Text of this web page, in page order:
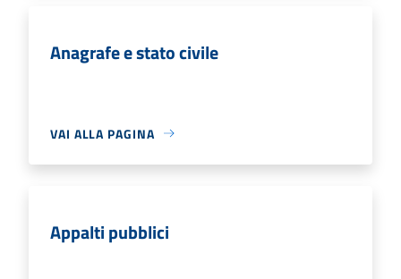
Anagrafe e stato civile
VAI ALLA PAGINA
Appalti pubblici